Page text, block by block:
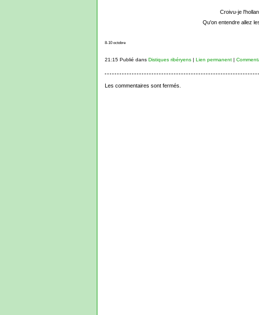
Croivu-je
Qu'on entendre allez
8-10 octobre
21:15 Publié dans Distiques ribéryens| Lien permanent|
Les commentaires sont fermés.